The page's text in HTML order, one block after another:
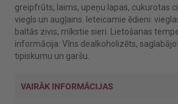
greipfrūts, laims, upeņu lapas, cukurotas
viegls un augļains. Ieteicamie ēdieni:
baltās zivis, mīkstie sieri. Lietošanas
informācija: Vīns dealkoholizēts,
tipiskumu un garšu.
VAIRĀK INFORMĀCIJAS